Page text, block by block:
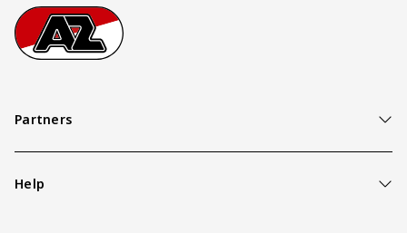
Footer
Ga naar onze homepage
Partners
Help